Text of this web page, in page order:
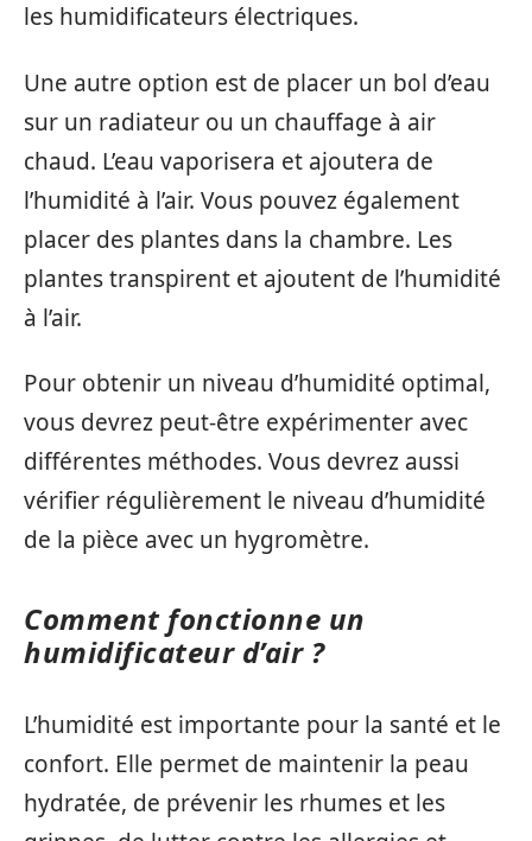
les humidificateurs électriques.
Une autre option est de placer un bol d’eau
sur un radiateur ou un chauffage à air
chaud. L’eau vaporisera et ajoutera de
l’humidité à l’air. Vous pouvez également
placer des plantes dans la chambre. Les
plantes transpirent et ajoutent de l’humidité
à l’air.
Pour obtenir un niveau d’humidité optimal,
vous devrez peut-être expérimenter avec
différentes méthodes. Vous devrez aussi
vérifier régulièrement le niveau d’humidité
de la pièce avec un hygromètre.
Comment fonctionne un
humidificateur d’air ?
L’humidité est importante pour la santé et le
confort. Elle permet de maintenir la peau
hydratée, de prévenir les rhumes et les